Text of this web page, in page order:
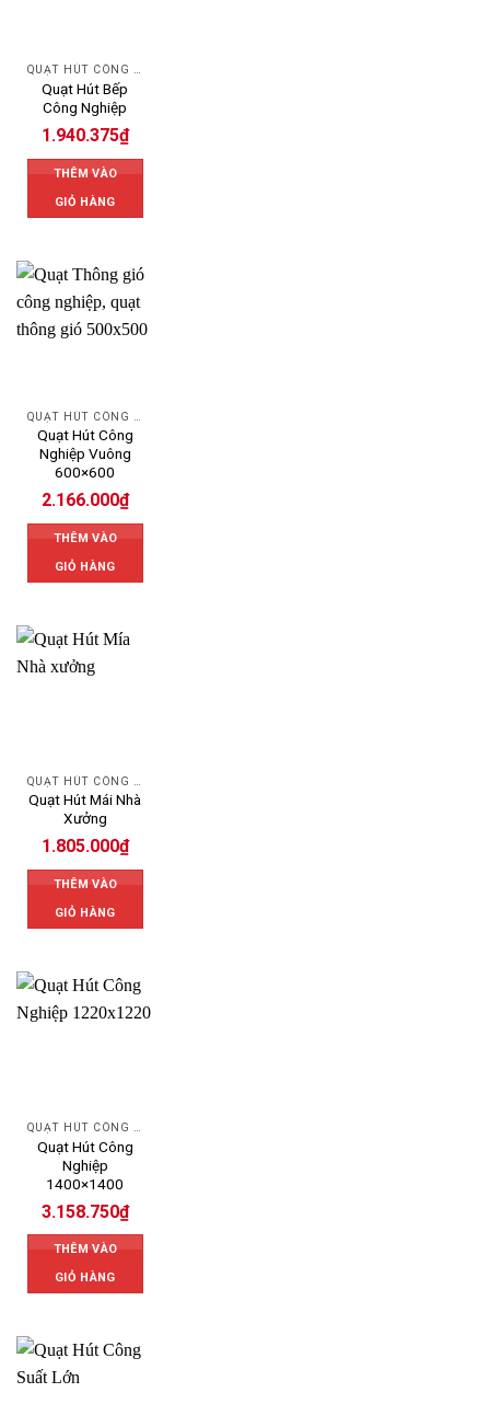
QUẠT HÚT CÔNG NGHIỆP
Quạt Hút Bếp
Công Nghiệp
1.940.375₫
THÊM VÀO
GIỎ HÀNG
Quạt Hút Công
Nghiệp Vuông
600×600
2.166.000₫
THÊM VÀO
GIỎ HÀNG
Quạt Hút Mái Nhà
Xưởng
1.805.000₫
THÊM VÀO
GIỎ HÀNG
Quạt Hút Công
Nghiệp
1400×1400
3.158.750₫
THÊM VÀO
GIỎ HÀNG